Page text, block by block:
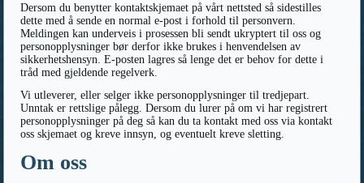
Dersom du benytter kontaktskjemaet på vårt nettsted så sidestilles
dette med å sende en normal e-post i forhold til personvern.
Meldingen kan underveis i prosessen bli sendt ukryptert til oss og
personopplysninger bør derfor ikke brukes i henvendelsen av
sikkerhetshensyn. E-posten lagres så lenge det er behov for dette i
tråd med gjeldende regelverk.
Vi utleverer, eller selger ikke personopplysninger til tredjepart.
Unntak er rettslige pålegg. Dersom du lurer på om vi har registrert
personopplysninger på deg så kan du ta kontakt med oss via kontakt
oss skjemaet og kreve innsyn, og eventuelt kreve sletting.
Om oss